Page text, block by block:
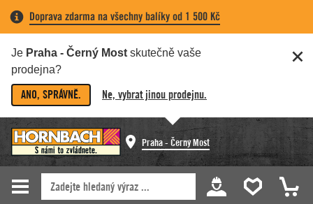
Doprava zdarma na všechny balíky od 1 500 Kč
Je Praha - Černý Most skutečně vaše
prodejna?
ANO, SPRÁVNĚ. Ne, vybrat jinou prodejnu.
Praha - Černý Most